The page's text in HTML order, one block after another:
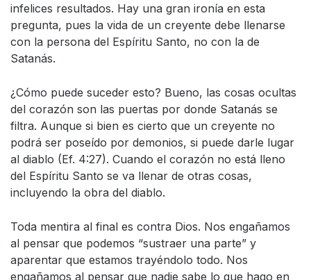
infelices resultados. Hay una gran ironía en esta
pregunta, pues la vida de un creyente debe llenarse
con la persona del Espíritu Santo, no con la de
Satanás.
¿Cómo puede suceder esto? Bueno, las cosas ocultas
del corazón son las puertas por donde Satanás se
filtra. Aunque si bien es cierto que un creyente no
podrá ser poseído por demonios, si puede darle lugar
al diablo (Ef. 4:27). Cuando el corazón no está lleno
del Espíritu Santo se va llenar de otras cosas,
incluyendo la obra del diablo.
Toda mentira al final es contra Dios. Nos engañamos
al pensar que podemos “sustraer una parte” y
aparentar que estamos trayéndolo todo. Nos
engañamos al pensar que nadie sabe lo que hago en